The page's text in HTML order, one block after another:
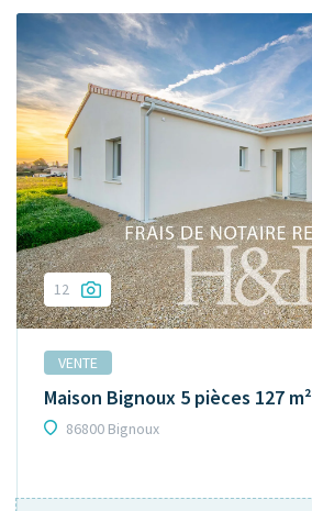
12
VENTE
Maison Bignoux 5 pièces 127 m²
86800 Bignoux